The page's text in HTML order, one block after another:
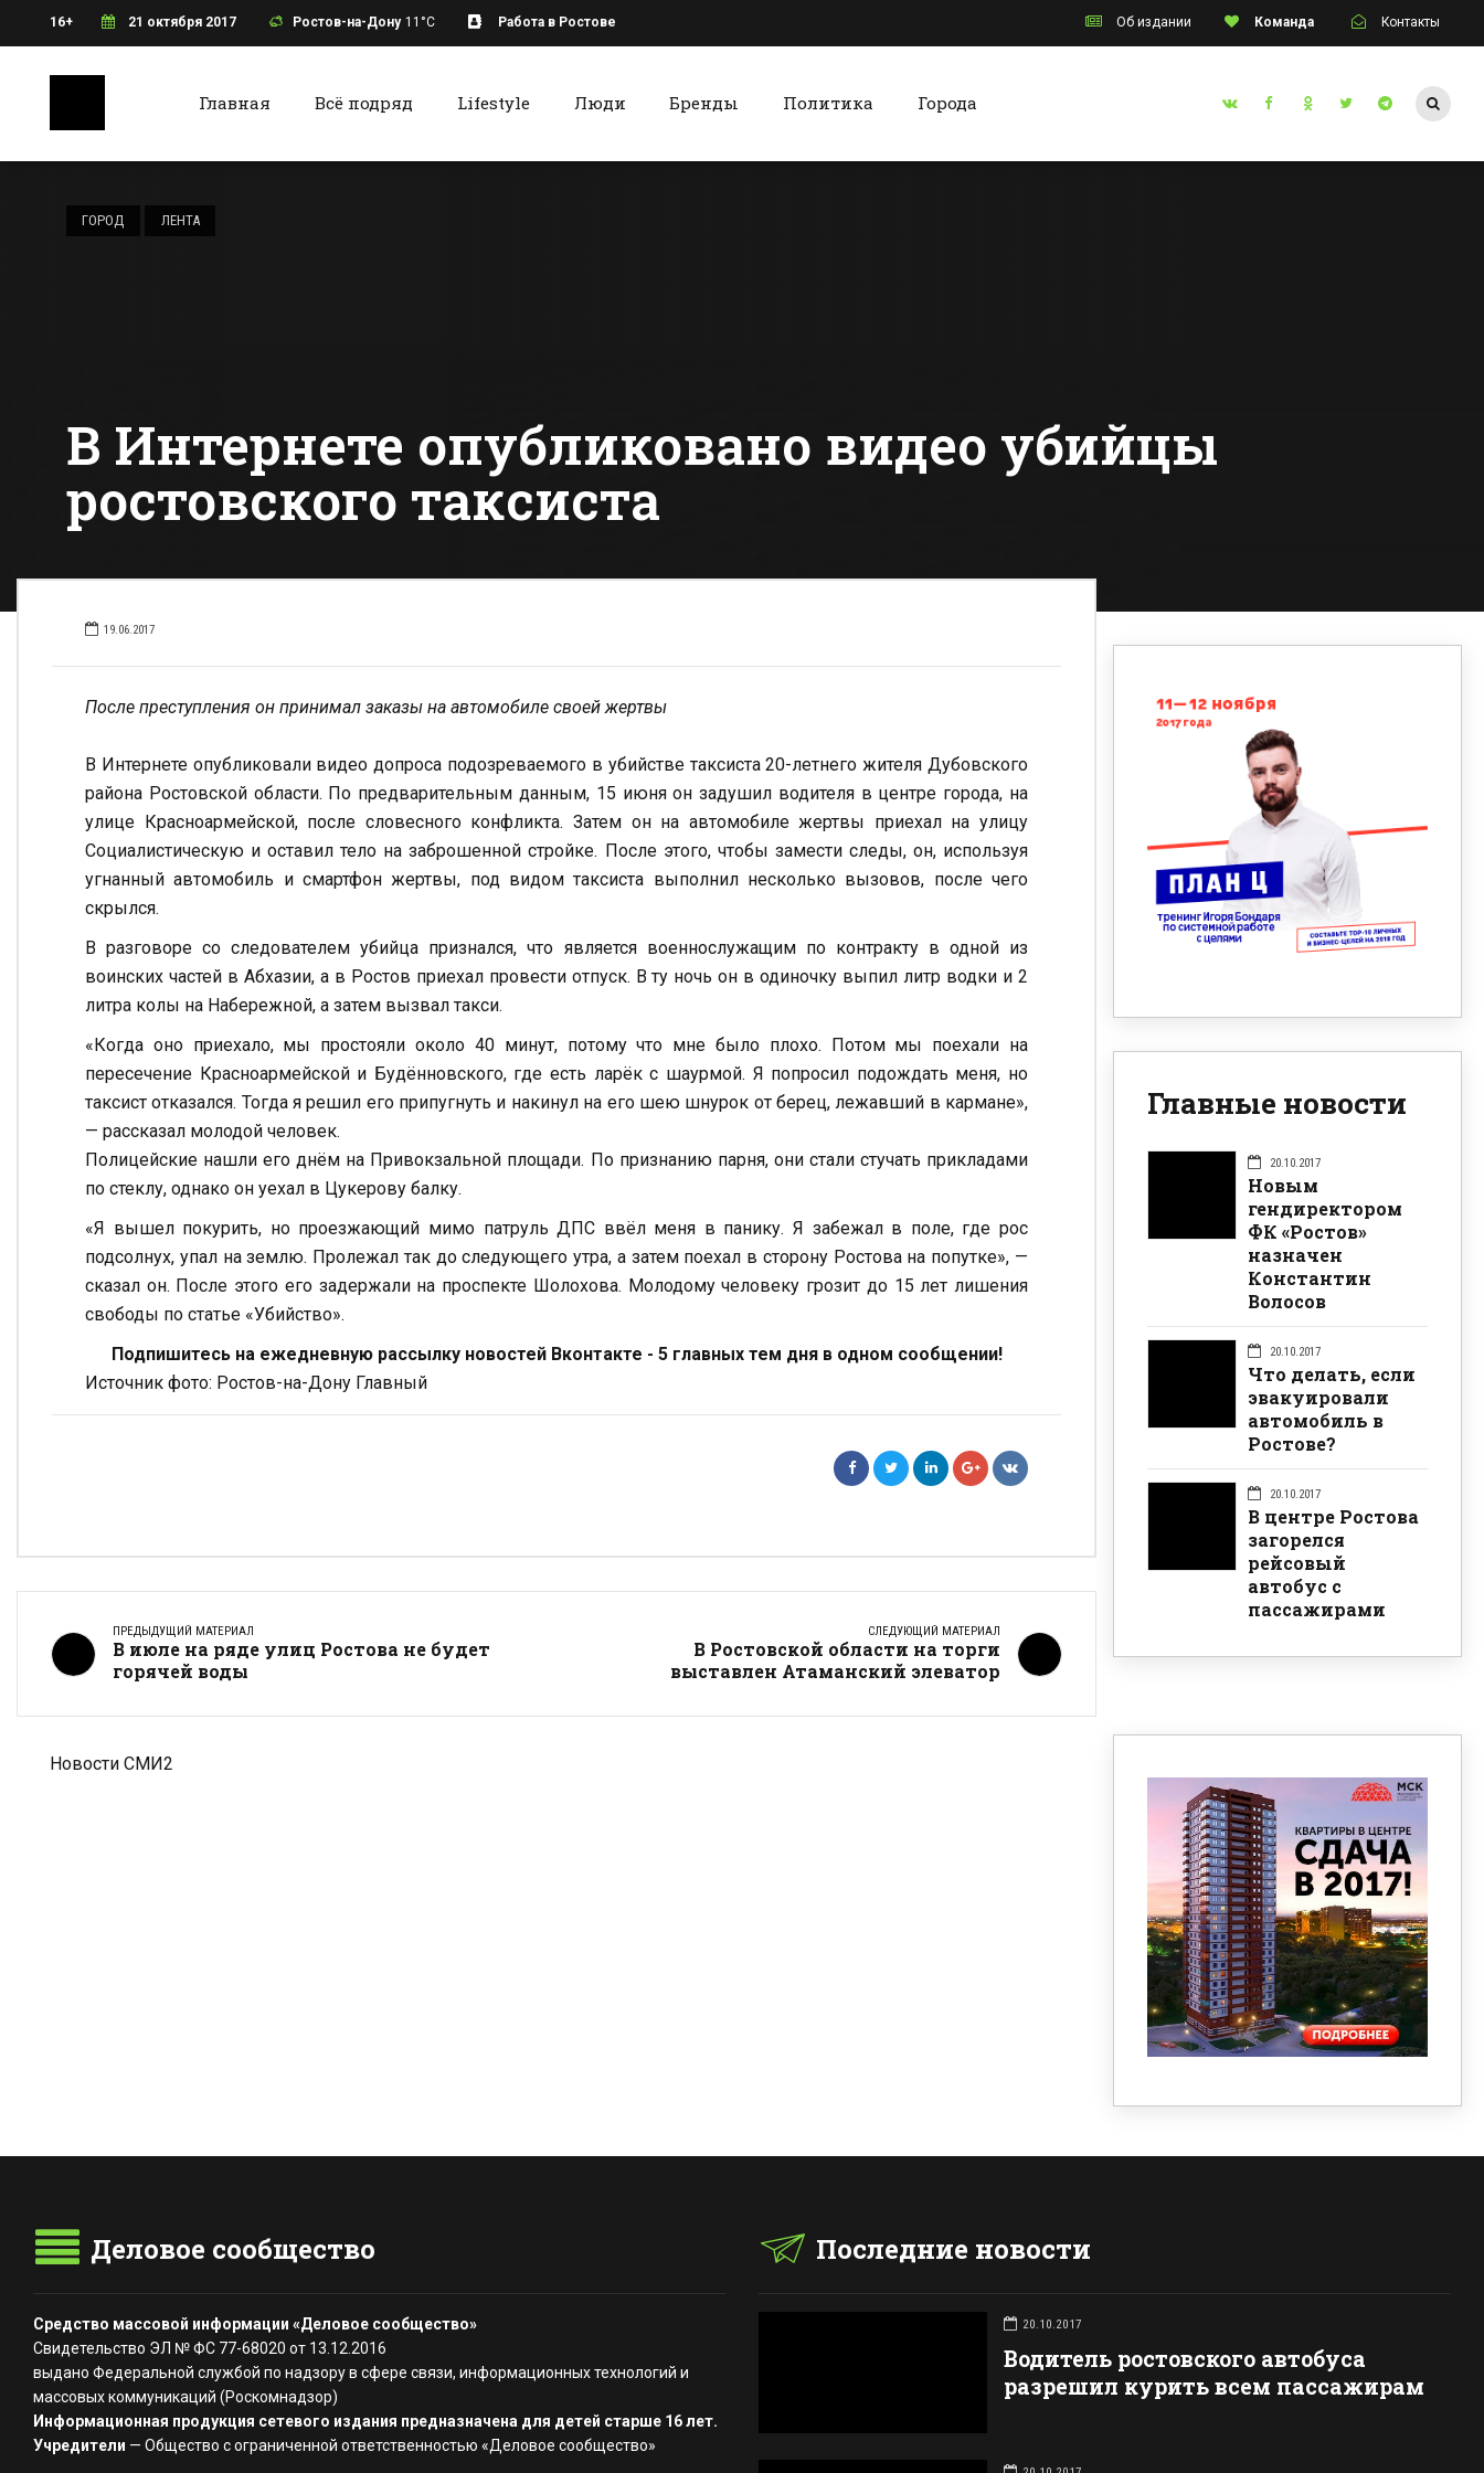
16+ 21 октября 2017 Ростов-на-Дону 11°C Работа в Ростове Об издании Команда Контакты
Главная Всё подряд Lifestyle Люди Бренды Политика Города
ГОРОД ЛЕНТА
В Интернете опубликовано видео убийцы
ростовского таксиста
19.06.2017
После преступления он принимал заказы на автомобиле своей жертвы
В Интернете опубликовали видео допроса подозреваемого в убийстве таксиста 20-летнего жителя Дубовского
района Ростовской области. По предварительным данным, 15 июня он задушил водителя в центре города, на
улице Красноармейской, после словесного конфликта. Затем он на автомобиле жертвы приехал на улицу
Социалистическую и оставил тело на заброшенной стройке. После этого, чтобы замести следы, он, используя
угнанный автомобиль и смартфон жертвы, под видом таксиста выполнил несколько вызовов, после чего
скрылся.
В разговоре со следователем убийца признался, что является военнослужащим по контракту в одной из
воинских частей в Абхазии, а в Ростов приехал провести отпуск. В ту ночь он в одиночку выпил литр водки и 2
литра колы на Набережной, а затем вызвал такси.
«Когда оно приехало, мы простояли около 40 минут, потому что мне было плохо. Потом мы поехали на
пересечение Красноармейской и Будённовского, где есть ларёк с шаурмой. Я попросил подождать меня, но
таксист отказался. Тогда я решил его припугнуть и накинул на его шею шнурок от берец, лежавший в кармане»,
— рассказал молодой человек.
Полицейские нашли его днём на Привокзальной площади. По признанию парня, они стали стучать прикладами
по стеклу, однако он уехал в Цукерову балку.
«Я вышел покурить, но проезжающий мимо патруль ДПС ввёл меня в панику. Я забежал в поле, где рос
подсолнух, упал на землю. Пролежал так до следующего утра, а затем поехал в сторону Ростова на попутке», —
сказал он. После этого его задержали на проспекте Шолохова. Молодому человеку грозит до 15 лет лишения
свободы по статье «Убийство».
Подпишитесь на ежедневную рассылку новостей Вконтакте - 5 главных тем дня в одном сообщении!
Источник фото: Ростов-на-Дону Главный
ПРЕДЫДУЩИЙ МАТЕРИАЛ
В июле на ряде улиц Ростова не будет
горячей воды
СЛЕДУЮЩИЙ МАТЕРИАЛ
В Ростовской области на торги
выставлен Атаманский элеватор
Новости СМИ2
Главные новости
20.10.2017
Новым
гендиректором
ФК «Ростов»
назначен
Константин
Волосов
20.10.2017
Что делать, если
эвакуировали
автомобиль в
Ростове?
20.10.2017
В центре Ростова
загорелся
рейсовый
автобус с
пассажирами
Деловое сообщество
Средство массовой информации «Деловое сообщество»
Свидетельство ЭЛ № ФС 77-68020 от 13.12.2016
выдано Федеральной службой по надзору в сфере связи, информационных технологий и
массовых коммуникаций (Роскомнадзор)
Информационная продукция сетевого издания предназначена для детей старше 16 лет.
Учредители — Общество с ограниченной ответственностью «Деловое сообщество»
Последние новости
20.10.2017
Водитель ростовского автобуса
разрешил курить всем пассажирам